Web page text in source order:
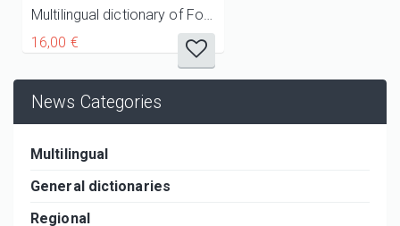
Multilingual dictionary of Football
16,00 €
News Categories
Multilingual
General dictionaries
Regional